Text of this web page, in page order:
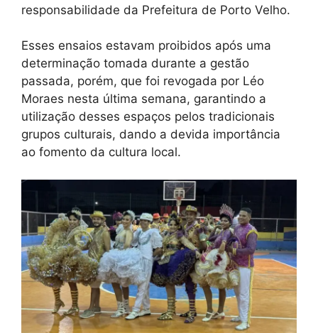
responsabilidade da Prefeitura de Porto Velho.
Esses ensaios estavam proibidos após uma
determinação tomada durante a gestão
passada, porém, que foi revogada por Léo
Moraes nesta última semana, garantindo a
utilização desses espaços pelos tradicionais
grupos culturais, dando a devida importância
ao fomento da cultura local.